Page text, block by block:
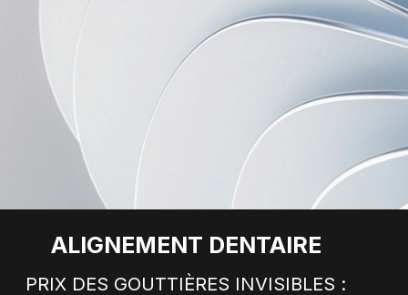
ALIGNEMENT DENTAIRE
PRIX DES GOUTTIÈRES INVISIBLES :